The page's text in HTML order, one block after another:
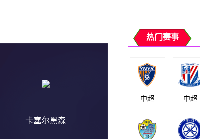
卡塞尔黑森
热门赛事
中超 中超